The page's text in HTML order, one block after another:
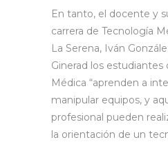
En tanto, el docente y
carrera de Tecnología
La Serena, Iván
Ginerad los estudiantes
Médica “aprenden a
manipular equipos, y
profesional pueden
la orientación de un